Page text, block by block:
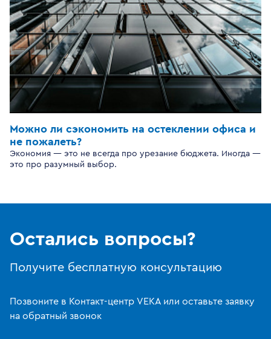
Можно ли сэкономить на остеклении офиса и
не пожалеть?
Экономия — это не всегда про урезание бюджета. Иногда —
это про разумный выбор.
Остались вопросы?
Получите бесплатную консультацию
Позвоните в Контакт-центр VEKA или оставьте заявку
на обратный звонок